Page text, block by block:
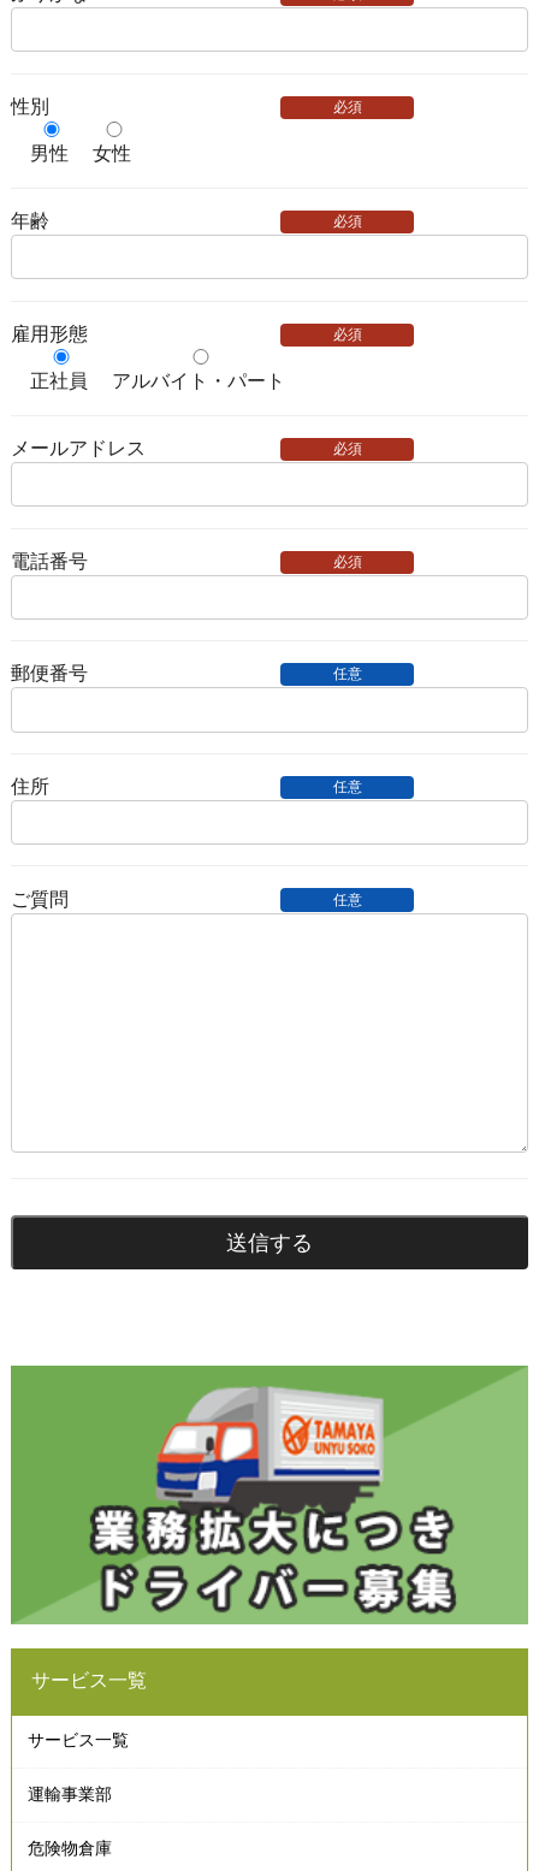
性別 必須
男性 女性
年齢 必須
雇用形態 必須
正社員 アルバイト・パート
メールアドレス 必須
電話番号 必須
郵便番号 任意
住所 任意
ご質問 任意
サービス一覧
サービス一覧
運輸事業部
危険物倉庫